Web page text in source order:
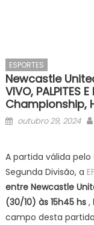
ESPORTES
Newcastle
VIVO, PALPITES
Championship,
Posted
outubro 29, 2024
A partida válida pelo
Segunda Divisão, a
entre Newcastle
(30/10) às 15h45 hs ,
campo desta